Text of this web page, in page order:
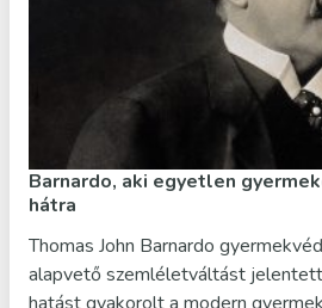
Barnardo, aki egyetlen
hátra
Thomas John Barnardo
alapvető szemléletváltást